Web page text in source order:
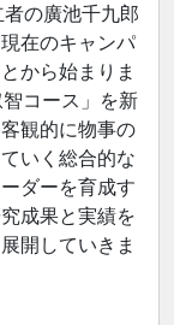
の廣池千九郎
在のキャンパ
から始まりま
コース」を新
観的に物事の
いく総合的な
ダーを育成す
成果と実績を
開していきま